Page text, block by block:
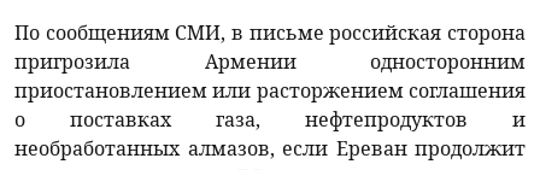
По сообщениям СМИ, в письме российская сторона
пригрозила Армении односторонним
приостановлением или расторжением соглашения
о поставках газа, нефтепродуктов и
необработанных алмазов, если Ереван продолжит